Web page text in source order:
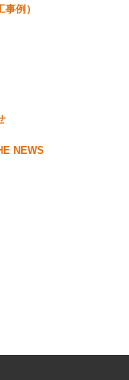
例）
NEWS